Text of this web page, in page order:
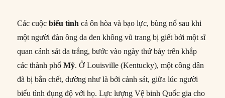
Các cuộcbiểu tình cả ôn hòa và bạo lực, bùng nổ sau khi
một người đàn ông da đen không vũ trang bị giết bởi một sĩ
quan cảnh sát da trắng, bước vào ngày thứ bảy trên khắp
các thành phốMỹ. Ở Louisville (Kentucky), một công dân
đã bị bắn chết, dường như là bởi cảnh sát, giữa lúc người
biểu tình đụng độ với họ. Lực lượng Vệ binh Quốc gia cho